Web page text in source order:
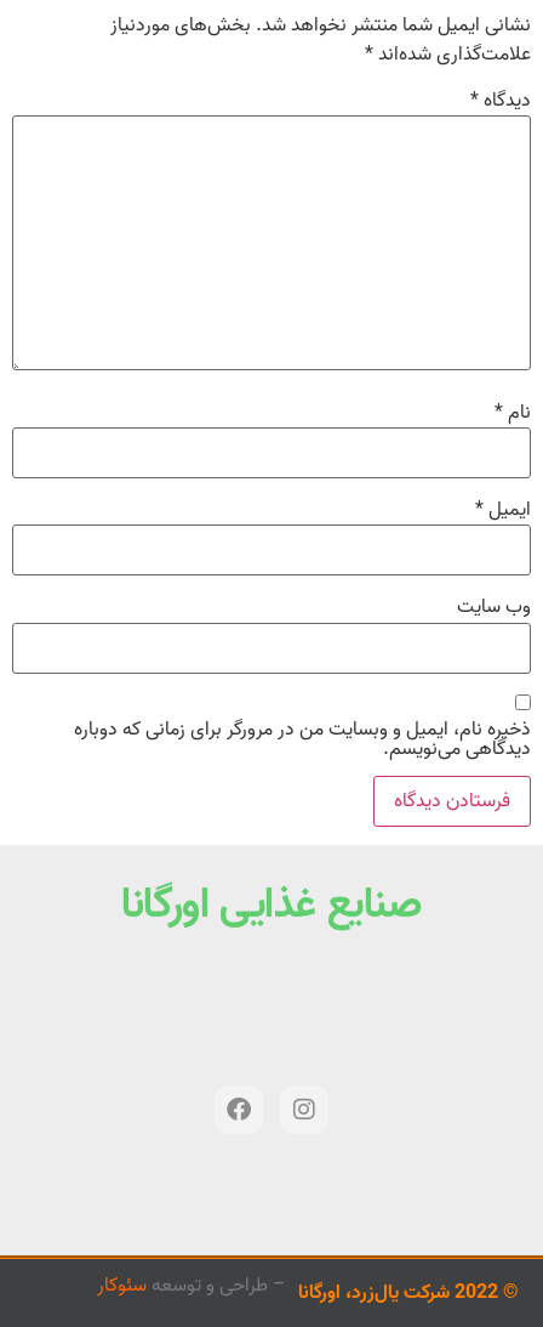
نشانی ایمیل شما منتشر نخواهد شد. بخش‌های موردنیاز
علامت‌گذاری شده‌اند*
دیدگاه*
نام*
ایمیل*
وب‌ سایت
ذخیره نام، ایمیل و وبسایت من در مرورگر برای زمانی که دوباره
دیدگاهی می‌نویسم.
صنایع غذایی اورگانا
© 2022 شرکت یال‌زرد، اورگانا – طراحی و توسعهسئوکار